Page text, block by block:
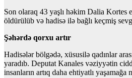
Son olaraq 43 yaşlı həkim Dalia Kortes
öldürülüb və hadisə ilə bağlı keçmiş
Şəhərdə qorxu artır
Hadisələr bölgədə, xüsusilə qadınlar
yaradıb. Deputat Kanales vəziyyətin
insanların artıq daha ehtiyatlı yaşamağa